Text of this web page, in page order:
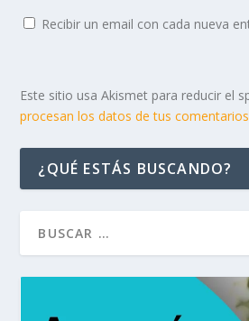
Recibir un email con cada nueva
Este sitio usa Akismet para reducir el
procesan los datos de tus comentarios
¿QUÉ ESTÁS BUSCANDO?